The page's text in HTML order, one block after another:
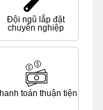
Đội ngũ lắp đặt
chuyên nghiệp
toán thuận tiện